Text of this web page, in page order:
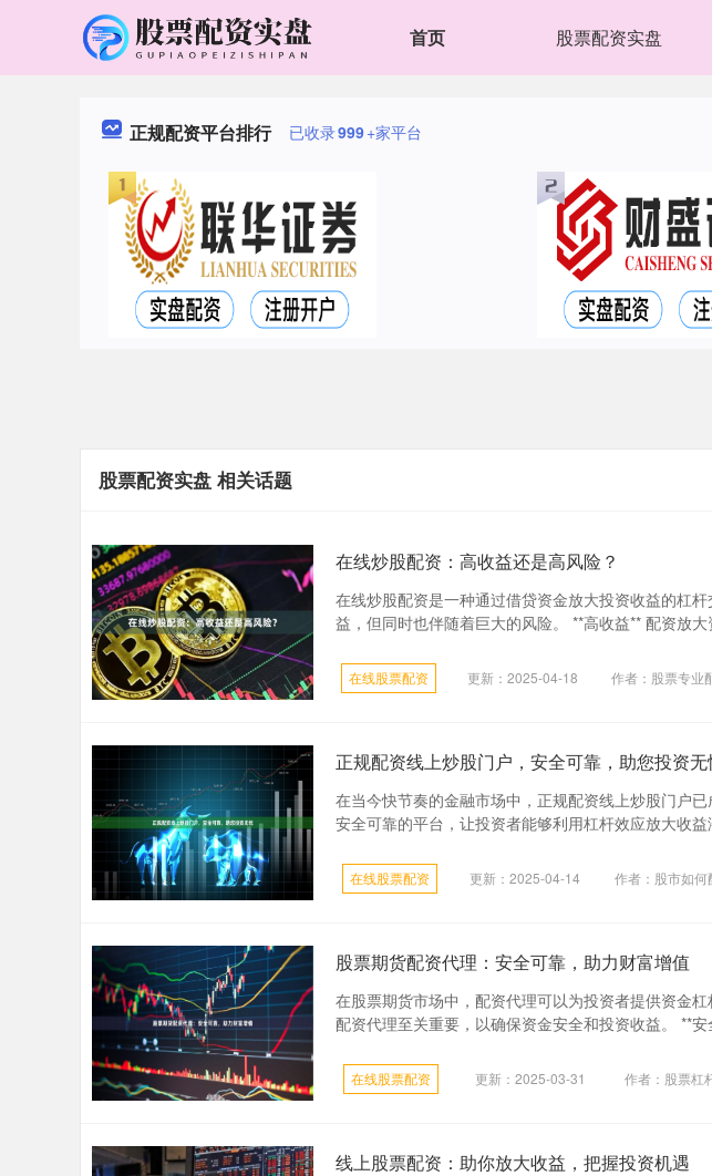
首页 股票配资实盘
正规配资平台排行 已收录999+家平台
股票配资实盘 相关话题
在线炒股配资：高收益还是高风险？
在线炒股配资是一种通过借贷资金放大投资收益的杠
益，但同时也伴随着巨大的风险。 **高收益** 配资放
在线股票配资 更新：2025-04-18 作者：股票专业
正规配资线上炒股门户，安全可靠，助您投资
在当今快节奏的金融市场中，正规配资线上炒股门户
安全可靠的平台，让投资者能够利用杠杆效应放大收
在线股票配资 更新：2025-04-14 作者：股市如何
股票期货配资代理：安全可靠，助力财富增值
在股票期货市场中，配资代理可以为投资者提供资金
配资代理至关重要，以确保资金安全和投资收益。 **
在线股票配资 更新：2025-03-31 作者：股票杠
线上股票配资：助你放大收益，把握投资机遇